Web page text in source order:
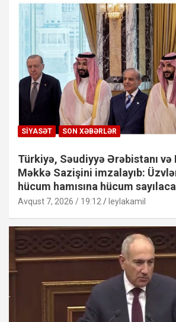
SIYASƏT SON XƏBƏRLƏR
Türkiyə, Səudiyyə Ərəbistanı və
Məkkə Sazişini imzalayıb:
hücum hamısına hücum
Avqust 7, 2026 / 19:12 leylakamil